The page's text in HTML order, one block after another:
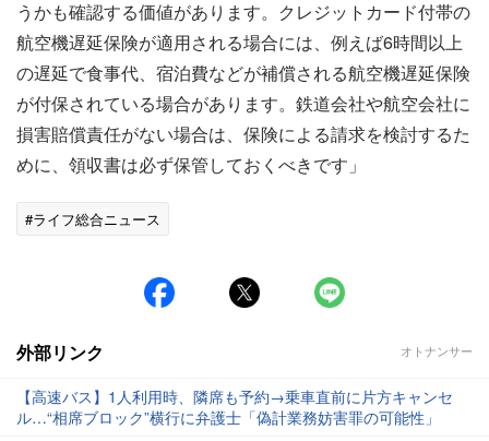
うかも確認する価値があります。クレジットカード付帯の
航空機遅延保険が適用される場合には、例えば6時間以上
の遅延で食事代、宿泊費などが補償される航空機遅延保険
が付保されている場合があります。鉄道会社や航空会社に
損害賠償責任がない場合は、保険による請求を検討するた
めに、領収書は必ず保管しておくべきです」
#ライフ総合ニュース
外部リンク オトナンサー
【高速バス】1人利用時、隣席も予約→乗車直前に片方キャンセ
ル…“相席ブロック”横行に弁護士「偽計業務妨害罪の可能性」